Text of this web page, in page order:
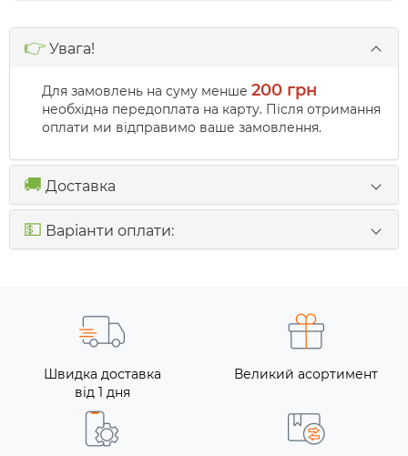
👉 Увага!
Для замовлень на суму менше 200 грн
необхідна передоплата на карту. Після отримання
оплати ми відправимо ваше замовлення.
🚚 Доставка
💵 Варіанти оплати:
Швидка доставка
від 1 дня
Великий асортимент